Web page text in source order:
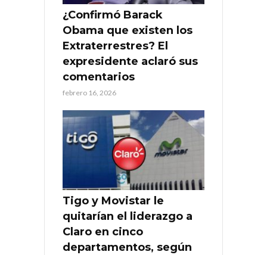
¿Confirmó Barack
Obama que existen los
Extraterrestres? El
expresidente aclaró sus
comentarios
febrero 16, 2026
Tigo y Movistar le
quitarían el liderazgo a
Claro en cinco
departamentos, según